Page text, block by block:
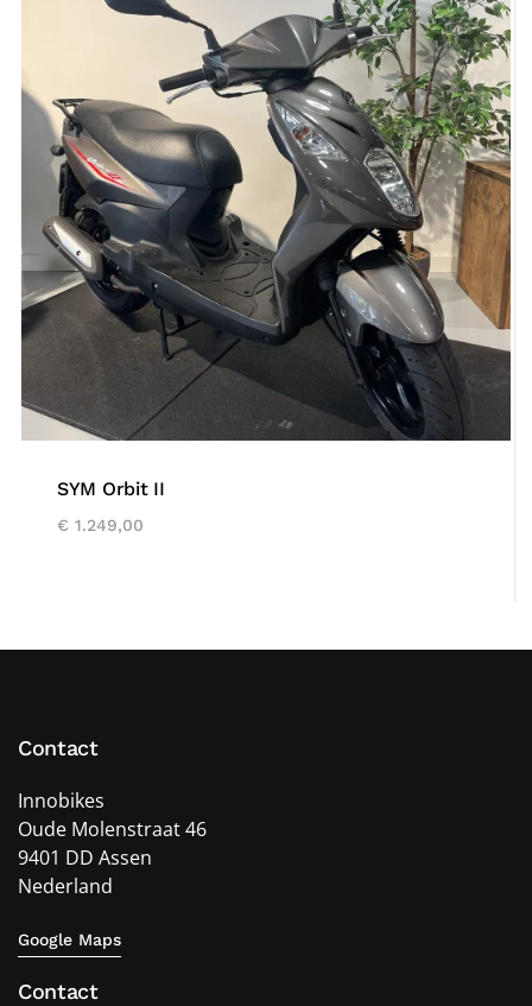
SYM Orbit II
€ 1.249,00
Contact
Innobikes
Oude Molenstraat 46
9401 DD Assen
Nederland
Google Maps
Contact